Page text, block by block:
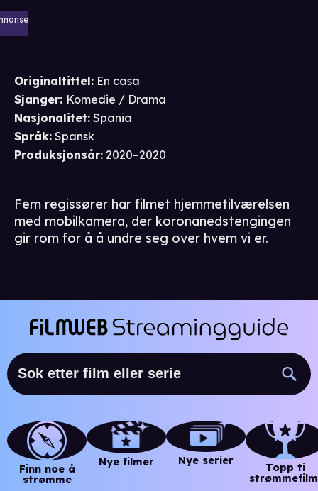
Originaltittel: En casa
Sjanger: Komedie / Drama
Nasjonalitet: Spania
Språk: Spansk
Produksjonsår: 2020–2020
Fem regissører har filmet hjemmetilværelsen
med mobilkamera, der koronanedstengingen
gir rom for å å undre seg over hvem vi er.
Finn noe å
strømme
Nye filmer Nye serier
Topp ti